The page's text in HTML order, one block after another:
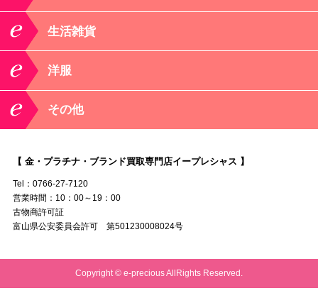
生活雑貨
洋服
その他
【 金・プラチナ・ブランド買取専門店イープレシャス 】
Tel：0766-27-7120
営業時間：10：00～19：00
古物商許可証
富山県公安委員会許可 第501230008024号
Copyright © e-precious AllRights Reserved.